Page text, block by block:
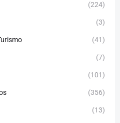
(224)
(3)
(41)
(7)
(101)
(356)
(13)